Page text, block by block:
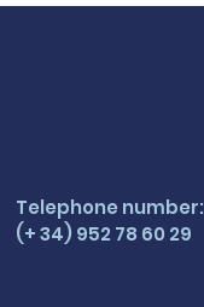
Telephone number:
(+ 34) 952 78 60 29